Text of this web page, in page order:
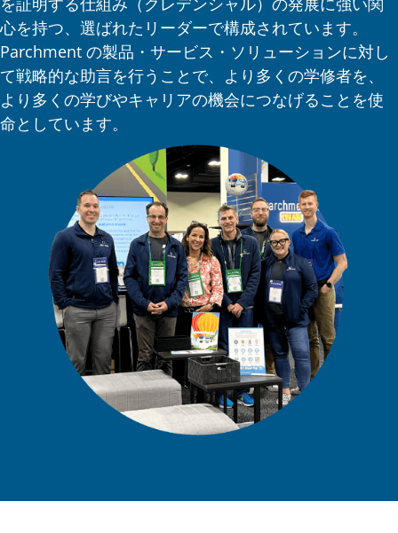
心を持つ、選ばれたリーダーで構成されています。
Parchment の製品・サービス・ソリューションに対し
て戦略的な助言を行うことで、より多くの学修者を、
より多くの学びやキャリアの機会につなげることを使
命としています。